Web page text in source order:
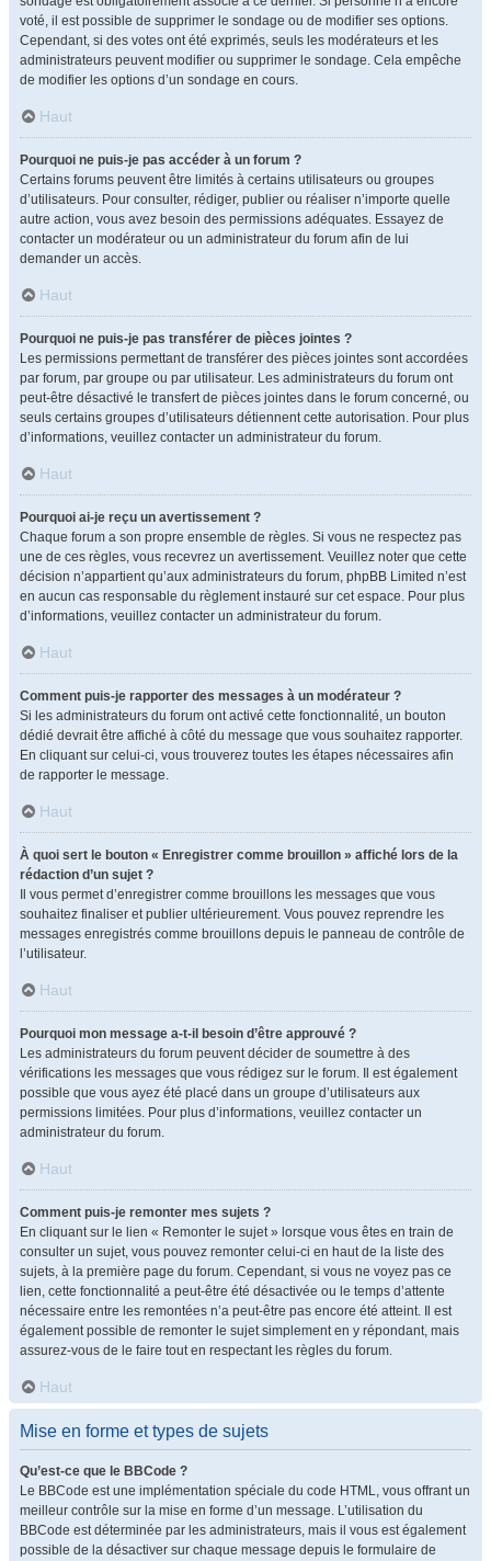
voté, il est possible de supprimer le sondage ou de modifier ses options.
Cependant, si des votes ont été exprimés, seuls les modérateurs et les
administrateurs peuvent modifier ou supprimer le sondage. Cela empêche
de modifier les options d’un sondage en cours.
Haut
Pourquoi ne puis-je pas accéder à un forum ?
Certains forums peuvent être limités à certains utilisateurs ou groupes
d’utilisateurs. Pour consulter, rédiger, publier ou réaliser n’importe quelle
autre action, vous avez besoin des permissions adéquates. Essayez de
contacter un modérateur ou un administrateur du forum afin de lui
demander un accès.
Haut
Pourquoi ne puis-je pas transférer de pièces jointes ?
Les permissions permettant de transférer des pièces jointes sont accordées
par forum, par groupe ou par utilisateur. Les administrateurs du forum ont
peut-être désactivé le transfert de pièces jointes dans le forum concerné, ou
seuls certains groupes d’utilisateurs détiennent cette autorisation. Pour plus
d’informations, veuillez contacter un administrateur du forum.
Haut
Pourquoi ai-je reçu un avertissement ?
Chaque forum a son propre ensemble de règles. Si vous ne respectez pas
une de ces règles, vous recevrez un avertissement. Veuillez noter que cette
décision n’appartient qu’aux administrateurs du forum, phpBB Limited n’est
en aucun cas responsable du règlement instauré sur cet espace. Pour plus
d’informations, veuillez contacter un administrateur du forum.
Haut
Comment puis-je rapporter des messages à un modérateur ?
Si les administrateurs du forum ont activé cette fonctionnalité, un bouton
dédié devrait être affiché à côté du message que vous souhaitez rapporter.
En cliquant sur celui-ci, vous trouverez toutes les étapes nécessaires afin
de rapporter le message.
Haut
À quoi sert le bouton « Enregistrer comme brouillon » affiché lors de la
rédaction d’un sujet ?
Il vous permet d’enregistrer comme brouillons les messages que vous
souhaitez finaliser et publier ultérieurement. Vous pouvez reprendre les
messages enregistrés comme brouillons depuis le panneau de contrôle de
l’utilisateur.
Haut
Pourquoi mon message a-t-il besoin d’être approuvé ?
Les administrateurs du forum peuvent décider de soumettre à des
vérifications les messages que vous rédigez sur le forum. Il est également
possible que vous ayez été placé dans un groupe d’utilisateurs aux
permissions limitées. Pour plus d’informations, veuillez contacter un
administrateur du forum.
Haut
Comment puis-je remonter mes sujets ?
En cliquant sur le lien « Remonter le sujet » lorsque vous êtes en train de
consulter un sujet, vous pouvez remonter celui-ci en haut de la liste des
sujets, à la première page du forum. Cependant, si vous ne voyez pas ce
lien, cette fonctionnalité a peut-être été désactivée ou le temps d’attente
nécessaire entre les remontées n’a peut-être pas encore été atteint. Il est
également possible de remonter le sujet simplement en y répondant, mais
assurez-vous de le faire tout en respectant les règles du forum.
Haut
Mise en forme et types de sujets
Qu’est-ce que le BBCode ?
Le BBCode est une implémentation spéciale du code HTML, vous offrant un
meilleur contrôle sur la mise en forme d’un message. L’utilisation du
BBCode est déterminée par les administrateurs, mais il vous est également
possible de la désactiver sur chaque message depuis le formulaire de